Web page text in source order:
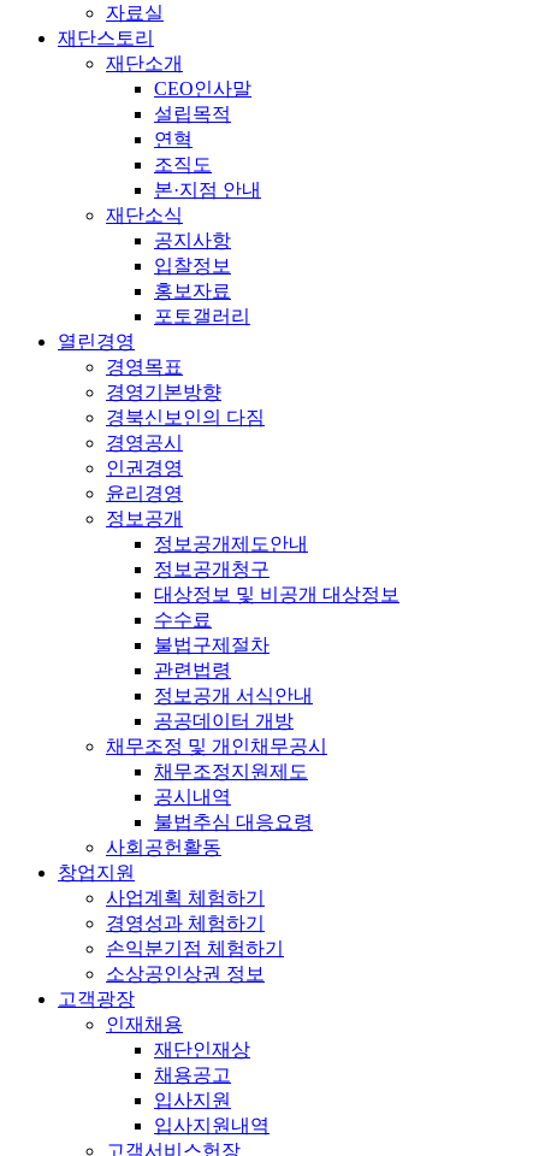
자료실
재단스토리
재단소개
CEO인사말
설립목적
연혁
조직도
본·지점 안내
재단소식
공지사항
입찰정보
홍보자료
포토갤러리
열린경영
경영목표
경영기본방향
경북신보인의 다짐
경영공시
인권경영
윤리경영
정보공개
정보공개제도안내
정보공개청구
대상정보 및 비공개 대상정보
수수료
불법구제절차
관련법령
정보공개 서식안내
공공데이터 개방
채무조정 및 개인채무공시
채무조정지원제도
공시내역
불법추심 대응요령
사회공헌활동
창업지원
사업계획 체험하기
경영성과 체험하기
손익분기점 체험하기
소상공인상권 정보
고객광장
인재채용
재단인재상
채용공고
입사지원
입사지원내역
고객서비스헌장